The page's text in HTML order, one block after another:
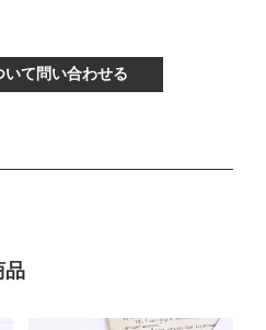
（-5cm特注）
イズ
サイズ
いて問い合わせる
品